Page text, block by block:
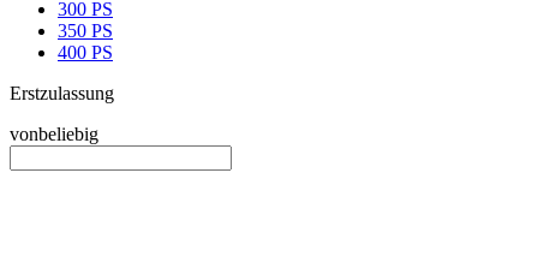
300 PS
350 PS
400 PS
Erstzulassung
vonbeliebig